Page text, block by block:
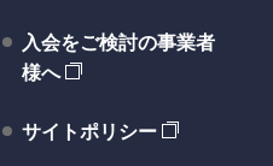
入会をご検討の事業者
様へ
サイトポリシー